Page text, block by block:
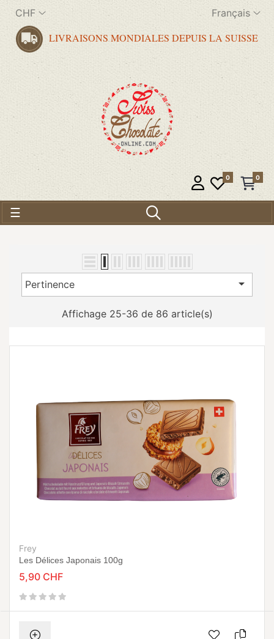
CHF Français
LIVRAISONS MONDIALES DEPUIS LA SUISSE
0 0
Basculer la navigation
☰
Pertinence 
Affichage 25-36 de 86 article(s)
Frey
Les Délices Japonais 100g
5,90 CHF